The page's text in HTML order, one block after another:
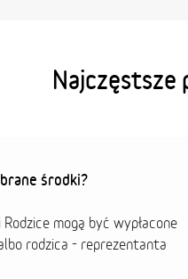
Najczęstsze
środki?
mogą być wypłacone
rodzica - reprezentanta